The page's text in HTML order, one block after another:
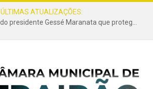
ÚLTIMAS ATUALIZAÇÕES:
Projeto de autoria do presidente Gessé Maranata que protege as estradas vicinais de Trairão é transformado em lei